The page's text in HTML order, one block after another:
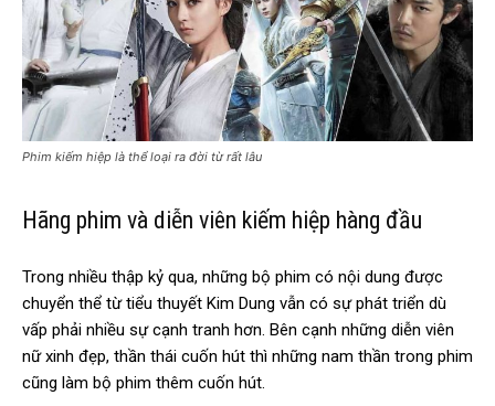
Phim kiếm hiệp là thể loại ra đời từ rất lâu
Hãng phim và diễn viên kiếm hiệp hàng đầu
​​Trong nhiều thập kỷ qua, những bộ phim có nội dung được
chuyển thể từ tiểu thuyết Kim Dung vẫn có sự phát triển dù
vấp phải nhiều sự cạnh tranh hơn. Bên cạnh những diễn viên
nữ xinh đẹp, thần thái cuốn hút thì những nam thần trong phim
cũng làm bộ phim thêm cuốn hút.